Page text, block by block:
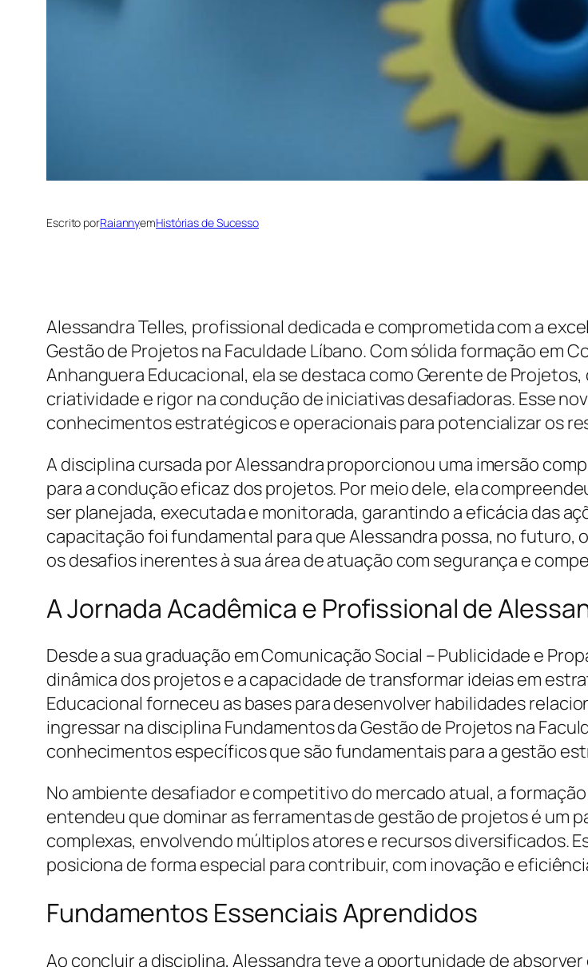
Escrito porRaiannyemHistórias de Sucesso
Alessandra Telles, profissional dedicada e comprometida com a
Gestão de Projetos na Faculdade Líbano. Com sólida formação em
Anhanguera Educacional, ela se destaca como Gerente de
criatividade e rigor na condução de iniciativas desafiadoras. Esse
conhecimentos estratégicos e operacionais para potencializar os
A disciplina cursada por Alessandra proporcionou uma imersão
para a condução eficaz dos projetos. Por meio dele, ela
ser planejada, executada e monitorada, garantindo a eficácia das
capacitação foi fundamental para que Alessandra possa, no
os desafios inerentes à sua área de atuação com segurança e
A Jornada Acadêmica e Profissional de
Desde a sua graduação em Comunicação Social – Publicidade e
dinâmica dos projetos e a capacidade de transformar ideias em
Educacional forneceu as bases para desenvolver habilidades
ingressar na disciplina Fundamentos da Gestão de Projetos na
conhecimentos específicos que são fundamentais para a gestão
No ambiente desafiador e competitivo do mercado atual, a
entendeu que dominar as ferramentas de gestão de projetos é um
complexas, envolvendo múltiplos atores e recursos diversificados.
posiciona de forma especial para contribuir, com inovação e
Fundamentos Essenciais Aprendidos
Ao concluir a disciplina, Alessandra teve a oportunidade de